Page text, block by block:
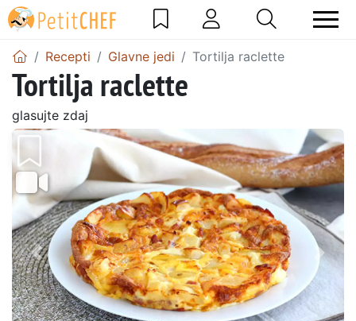
Recepti Glavne jedi Tortilja raclette
Tortilja raclette
glasujte zdaj
Prejšnji